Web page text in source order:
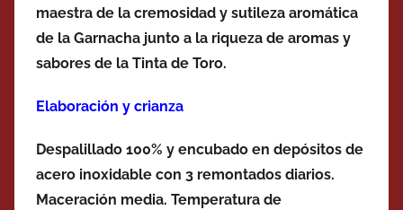
maestra de la cremosidad y sutileza aromática
de la Garnacha junto a la riqueza de aromas y
sabores de la Tinta de Toro.
Elaboración y crianza
Despalillado 100% y encubado en depósitos de
acero inoxidable con 3 remontados diarios.
Maceración media. Temperatura de